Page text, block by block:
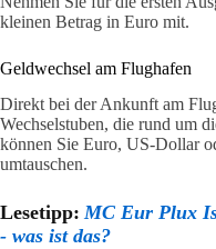
kleinen Betrag in Euro mit.
Geldwechsel am Flughafen
Direkt bei der Ankunft am
Wechselstuben, die rund um
können Sie Euro, US-Dollar
umtauschen.
Lesetipp: MC Eur Plux
- was ist das?